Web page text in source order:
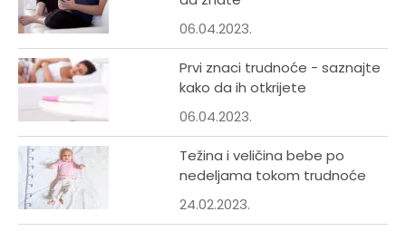
06.04.2023.
Prvi znaci trudnoće - saznajte
kako da ih otkrijete
06.04.2023.
Težina i veličina bebe po
nedeljama tokom trudnoće
24.02.2023.